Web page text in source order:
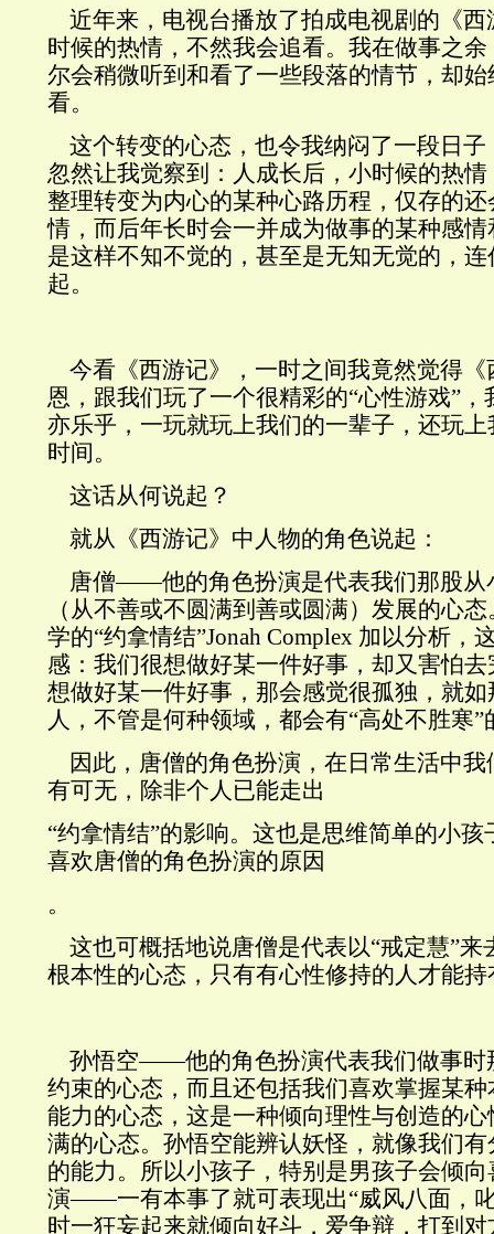
近年来，电视台播放了拍成电视剧的《
时候的热情，不然我会追看。我在做事之
尔会稍微听到和看了一些段落的情节，却
看。
这个转变的心态，也令我纳闷了一段日
忽然让我觉察到 ：人成长后 ，小时候的热
整理转变为内心的某种心路历程，仅存的
情，而后年长时会一并成为做事的某种感
是这样不知不觉的，甚至是无知无觉的，
起。
今看《西游记》，一时之间我竟然觉得
恩，跟我们玩了一个很精彩的“心性游戏”，
亦乐乎，一玩就玩上我们的一辈子 ，还玩
时间。
这话从何说起？
就从《西游记》中人物的角色说起：
唐僧——他的角色扮演是代表我们那股从
（从不善或不圆满到善或圆满）发展的心
学的“约拿情结”Jonah Complex 加以分析，
感：我们很想做好某一件好事，却又害怕
想做好某一件好事，那会感觉很孤独，就
人，不管是何种领域，都会有“高处不胜寒”
因此，唐僧的角色扮演，在日常生活中
有可无，除非个人已能走出
“约拿情结”的影响。这也是思维简单的小
喜欢唐僧的角色扮演的原因
。
这也可概括地说唐僧是代表以“戒定慧”来
根本性的心态 ，只有有心性修持的人才能
孙悟空——他的角色扮演代表我们做事时
约束的心态，而且还包括我们喜欢掌握某
能力的心态，这是一种倾向理性与创造的
满的心态。孙悟空能辨认妖怪，就像我们
的能力。所以小孩子，特别是男孩子会倾
演——一有本事了就可表现出“威风八面，
时一狂妄起来就倾向好斗，爱争辩 ，打到